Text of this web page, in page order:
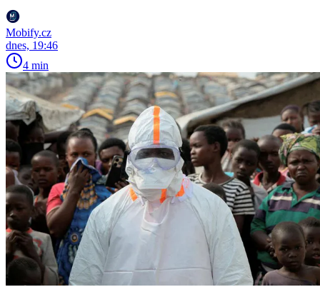
Mobify.cz
dnes, 19:46
4 min